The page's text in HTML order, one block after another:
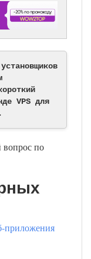
VPS для
.
вопрос по
приложения